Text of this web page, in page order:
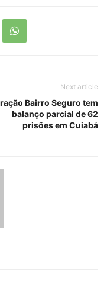
Next article
Bairro Seguro tem
balanço parcial de 62
prisões em Cuiabá